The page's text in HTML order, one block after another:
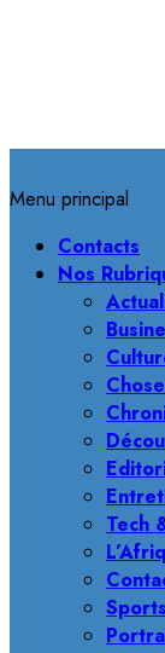
Menu principal
Contacts
Nos
Tech
Sports